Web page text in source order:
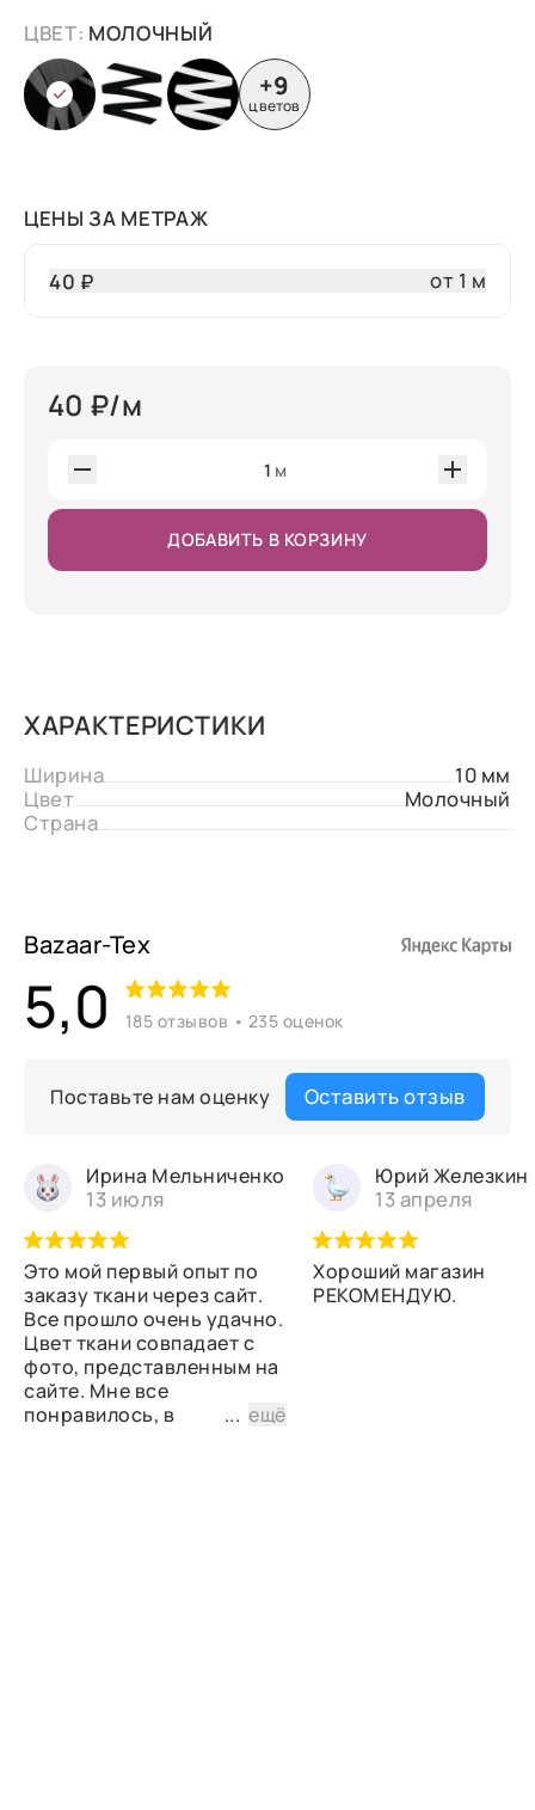
ЦВЕТ: МОЛОЧНЫЙ
+9
цветов
ЦЕНЫ ЗА МЕТРАЖ
40 ₽ от 1 м
40 ₽/м
1 м
ДОБАВИТЬ В КОРЗИНУ
ХАРАКТЕРИСТИКИ
Ширина
10 мм
Цвет
Молочный
Страна
Bazaar-Tex
5,0 185 отзывов • 235 оценок
Поставьте нам оценку Оставить отзыв
Ирина Мельниченко
13 июля
Это мой первый опыт по
заказу ткани через сайт.
Все прошло очень удачно.
Цвет ткани совпадает с
фото, представленным на
сайте. Мне все
понравилось, в
...ещё
Юрий Железкин
13 апреля
Хороший магазин
РЕКОМЕНДУЮ.